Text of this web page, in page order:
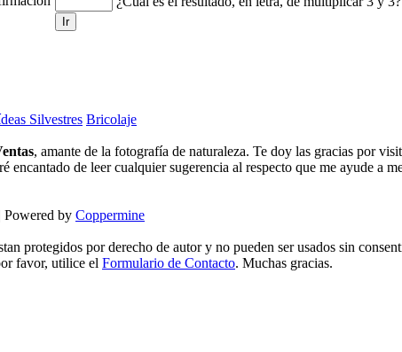
Ir
Silvestres Bricolaje
, amante de la fotografía de naturaleza. Te doy las gracias por
encantado de leer cualquier sugerencia al respecto que me ayude a
| Powered by Coppermine
protegidos por derecho de autor y no pueden ser usados sin
favor, utilice el Formulario de Contacto. Muchas gracias.